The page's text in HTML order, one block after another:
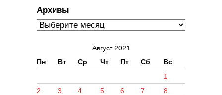
Архивы
Август 2021
Пн
Вт Ср Чт Пт Сб Вс
1
2
3 4 5 6 7
8